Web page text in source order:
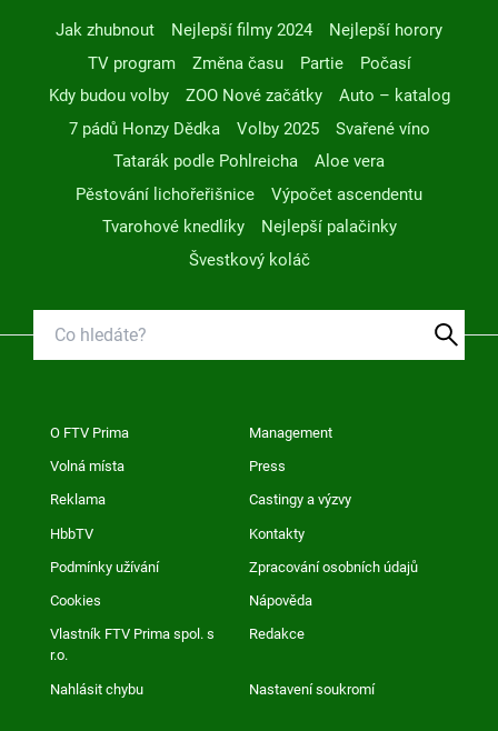
Jak zhubnout Nejlepší filmy 2024
Nejlepší horory
TV program
Změna času Partie
Počasí
Kdy budou volby
ZOO Nové začátky
Auto – katalog
7 pádů Honzy Dědka
Volby 2025
Svařené víno
Tatarák podle Pohlreicha
Aloe vera
Pěstování lichořeřišnice
Výpočet ascendentu
Tvarohové knedlíky
Nejlepší palačinky
Švestkový koláč
O FTV Prima Management
Volná místa Press
Reklama Castingy a výzvy
HbbTV Kontakty
Podmínky užívání Zpracování osobních údajů
Cookies Nápověda
Vlastník FTV Prima spol. s
r.o.
Redakce
Nahlásit chybu Nastavení soukromí